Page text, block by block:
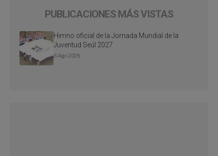
PUBLICACIONES MÁS VISTAS
Himno oficial de la Jornada Mundial de la
Juventud Seúl 2027
3 Ago 2026